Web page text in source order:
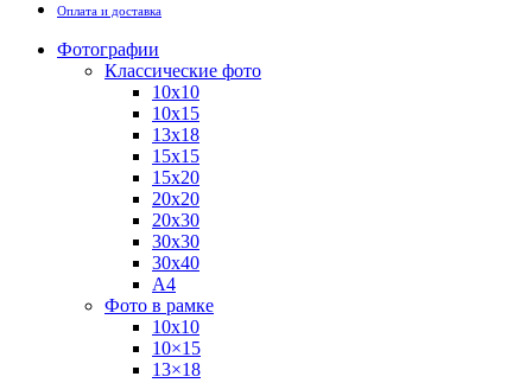
Оплата и доставка
Фотографии
Классические фото
10х10
10х15
13х18
15х15
15х20
20х20
20х30
30х30
30х40
А4
Фото в рамке
10х10
10×15
13×18